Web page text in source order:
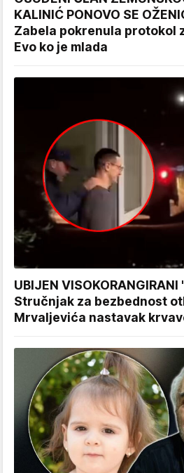
KALINIĆ PONOVO SE
Zabela pokrenula protokol
Evo ko je mlada
UBIJEN
Stručnjak za bezbednost
Mrvaljevića nastavak